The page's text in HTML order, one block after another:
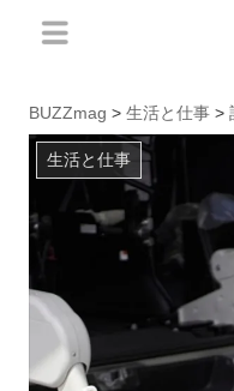
BUZZmag > 生活と仕事 >
生活と仕事